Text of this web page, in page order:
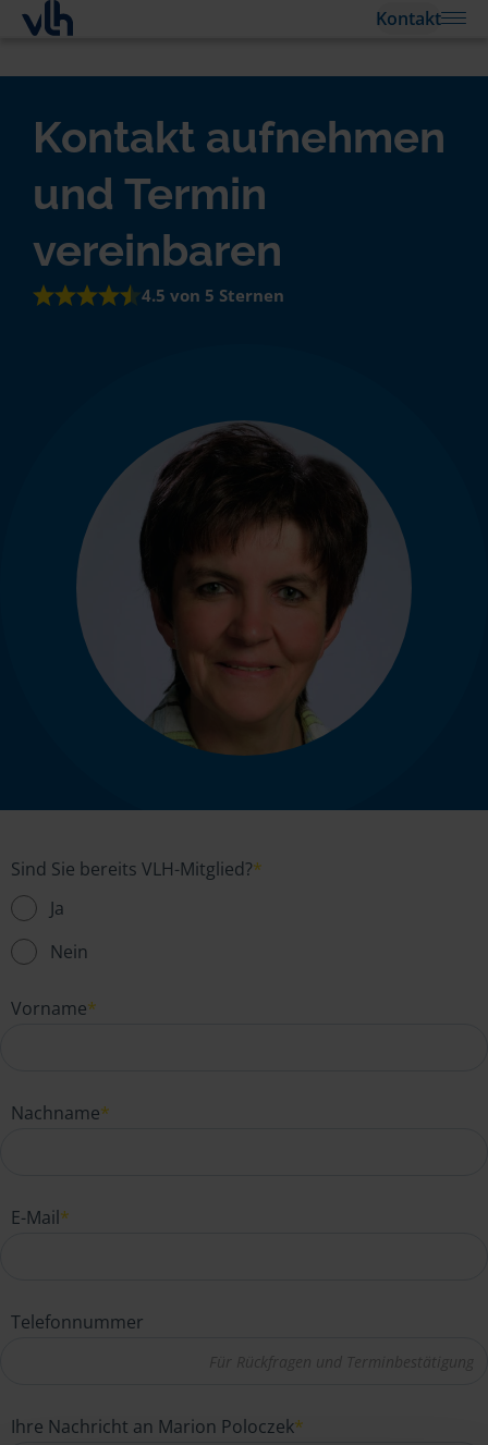
Kontakt
Kontakt aufnehmen
und Termin
vereinbaren
4.5 von 5 Sternen
Sind Sie bereits VLH-Mitglied?*
Ja
Nein
Vorname*
Nachname*
E-Mail*
Telefonnummer
Ihre Nachricht an Marion Poloczek*